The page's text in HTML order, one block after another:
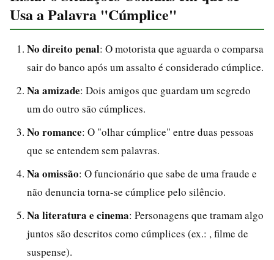
Usa a Palavra "Cúmplice"
No direito penal: O motorista que aguarda o comparsa
sair do banco após um assalto é considerado cúmplice.
Na amizade: Dois amigos que guardam um segredo
um do outro são cúmplices.
No romance: O "olhar cúmplice" entre duas pessoas
que se entendem sem palavras.
Na omissão: O funcionário que sabe de uma fraude e
não denuncia torna-se cúmplice pelo silêncio.
Na literatura e cinema: Personagens que tramam algo
juntos são descritos como cúmplices (ex.: , filme de
suspense).